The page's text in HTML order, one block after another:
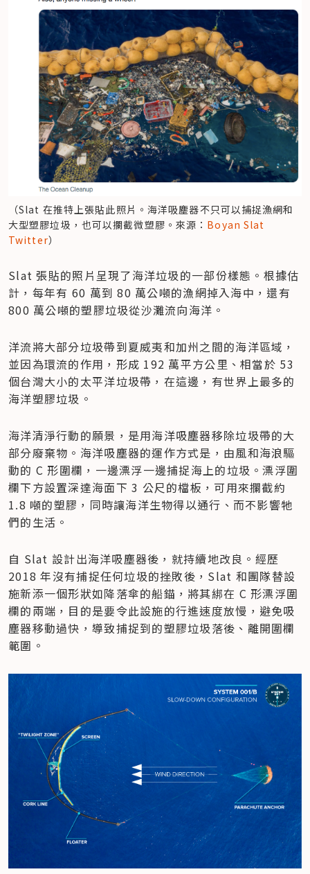
（Slat 在推特上張貼此照片。海洋吸塵器不只可以捕捉漁網和
大型塑膠垃圾，也可以攔截微塑膠。來源： Boyan Slat
Twitter）
Slat 張貼的照片呈現了海洋垃圾的一部份樣態。根據估
計，每年有 60 萬到 80 萬公噸的漁網掉入海中，還有
800 萬公噸的塑膠垃圾從沙灘流向海洋。
洋流將大部分垃圾帶到夏威夷和加州之間的海洋區域，
並因為環流的作用，形成 192 萬平方公里、相當於 53
個台灣大小的太平洋垃圾帶，在這邊，有世界上最多的
海洋塑膠垃圾。
海洋清淨行動的願景，是用海洋吸塵器移除垃圾帶的大
部分廢棄物。海洋吸塵器的運作方式是，由風和海浪驅
動的 C 形圍欄，一邊漂浮一邊捕捉海上的垃圾。漂浮圍
欄下方設置深達海面下 3 公尺的檔板，可用來攔截約
1.8 噸的塑膠，同時讓海洋生物得以通行、而不影響牠
們的生活。
自 Slat 設計出海洋吸塵器後，就持續地改良。經歷
2018 年沒有捕捉任何垃圾的挫敗後，Slat 和團隊替設
施新添一個形狀如降落傘的船錨，將其綁在 C 形漂浮圍
欄的兩端，目的是要令此設施的行進速度放慢，避免吸
塵器移動過快，導致捕捉到的塑膠垃圾落後、離開圍欄
範圍。